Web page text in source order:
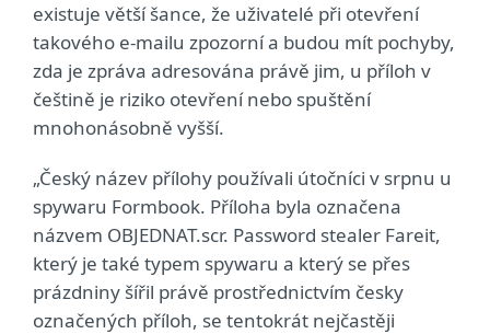
existuje větší šance, že uživatelé při otevření
takového e-mailu zpozorní a budou mít pochyby,
zda je zpráva adresována právě jim, u příloh v
češtině je riziko otevření nebo spuštění
mnohonásobně vyšší.
„Český název přílohy používali útočníci v srpnu u
spywaru Formbook. Příloha byla označena
názvem OBJEDNAT.scr. Password stealer Fareit,
který je také typem spywaru a který se přes
prázdniny šířil právě prostřednictvím česky
označených příloh, se tentokrát nejčastěji